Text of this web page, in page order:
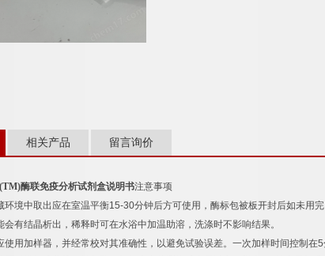
相关产品 留言询价
(TM)酶联免疫分析试剂盒说明书注意事项
环境中取出应在室温平衡15-30分钟后方可使用，酶标包被板开封后如未用
会有结晶析出，稀释时可在水浴中加温助溶，洗涤时不影响结果。
使用加样器，并经常校对其准确性，以避免试验误差。一次加样时间控制在5